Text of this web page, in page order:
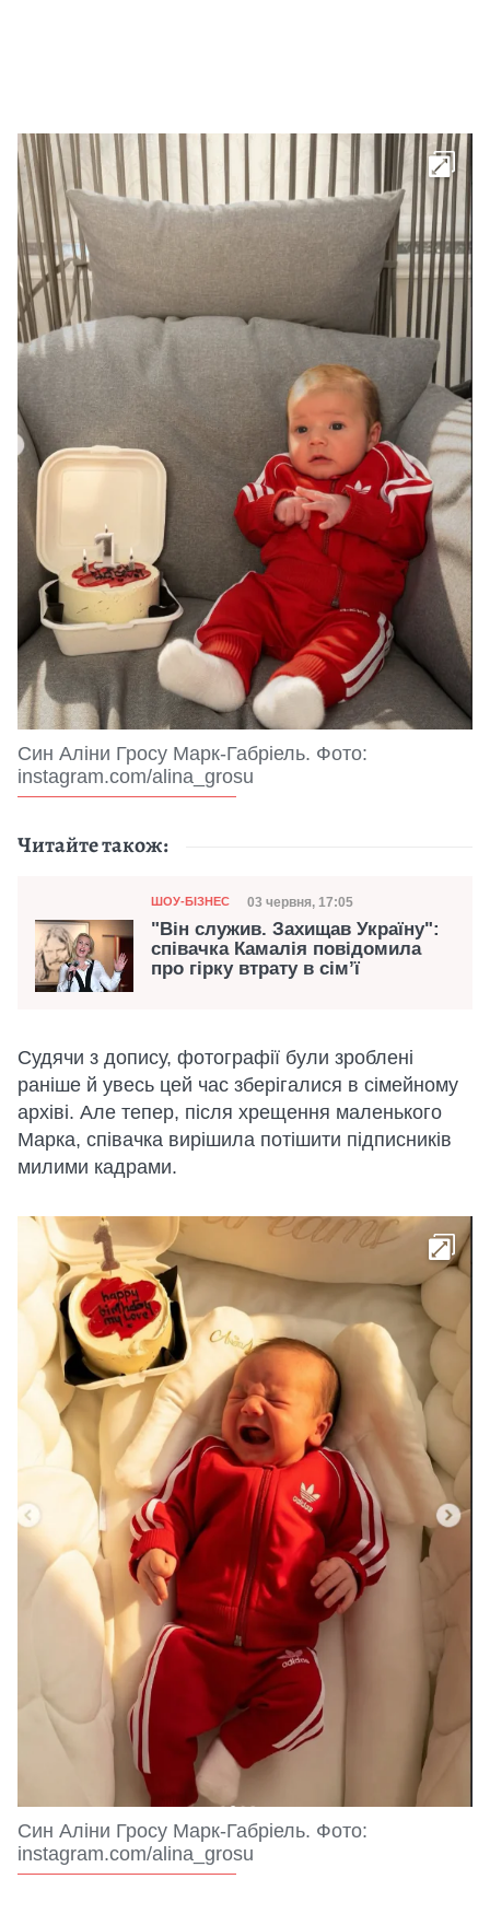
Син Аліни Гросу Марк-Габріель. Фото:
instagram.com/alina_grosu
Читайте також:
Категорія
ШОУ-БІЗНЕС Дата публікації
03 червня, 17:05
"Він служив. Захищав Україну":
співачка Камалія повідомила
про гірку втрату в сім’ї
Судячи з допису, фотографії були зроблені
раніше й увесь цей час зберігалися в сімейному
архіві. Але тепер, після хрещення маленького
Марка, співачка вирішила потішити підписників
милими кадрами.
Син Аліни Гросу Марк-Габріель. Фото:
instagram.com/alina_grosu